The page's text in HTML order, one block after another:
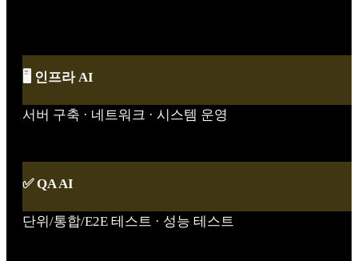
🖥️ 인프라 AI
서버 구축 · 네트워크 · 시스템 운영
✅ QA AI
단위/통합/E2E 테스트 · 성능 테스트